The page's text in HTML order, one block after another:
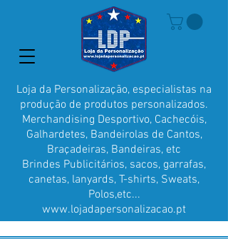
Loja da Personalização, especialistas na
produção de produtos personalizados.
Merchandising Desportivo, Cachecóis,
Galhardetes, Bandeirolas de Cantos,
Braçadeiras, Bandeiras, etc
Brindes Publicitários, sacos, garrafas,
canetas, lanyards, T-shirts, Sweats,
Polos,etc...
www.lojadapersonalizacao.pt